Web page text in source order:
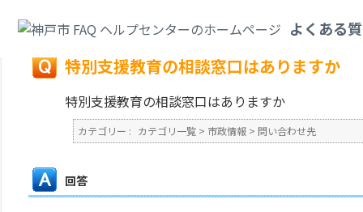
よくある
戻る
特別支援教育の相談窓口はありますか
特別支援教育の相談窓口はありますか
カテゴリー : カテゴリ一覧 > 市政情報 > 問い合わせ先
回答